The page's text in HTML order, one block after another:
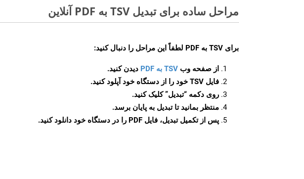
مراحل ساده برای تبدیل TSV به PDF آنلاین
برای TSV به PDF لطفاً این مراحل را دنبال کنید:
از صفحه وب TSV به PDF
دیدن کنید.
فایل TSV خود را از دستگاه خود آپلود کنید.
روی دکمه “تبدیل”کلیک کنید.
منتظر بمانید تا تبدیل به پایان برسد.
پس از تکمیل تبدیل، فایل PDF را در دستگاه خود دانلود کنید.